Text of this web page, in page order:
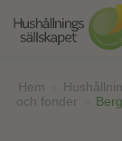
innehåll
Hem
och fonder